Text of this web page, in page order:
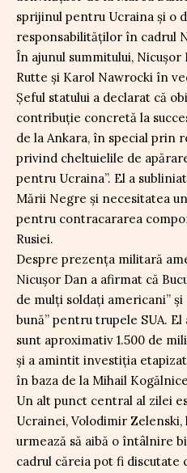
sprijinul pentru Ucraina și o
responsabilităților în cadrul
În ajunul summitului,
Rutte și Karol Nawrocki în
Șeful statului a declarat că
contribuție concretă la
de la Ankara, în special prin
privind cheltuielile de
pentru Ucraina”. El a
Mării Negre și necesitatea
pentru contracararea
Rusiei.
Despre prezența militară
Nicușor Dan a afirmat că
de mulți soldați americani” și
bună” pentru trupele SUA.
sunt aproximativ 1.500 de
și a amintit investiția
în baza de la Mihail
Un alt punct central al zilei
Ucrainei, Volodimir Zelenski,
urmează să aibă o întâlnire
cadrul căreia pot fi